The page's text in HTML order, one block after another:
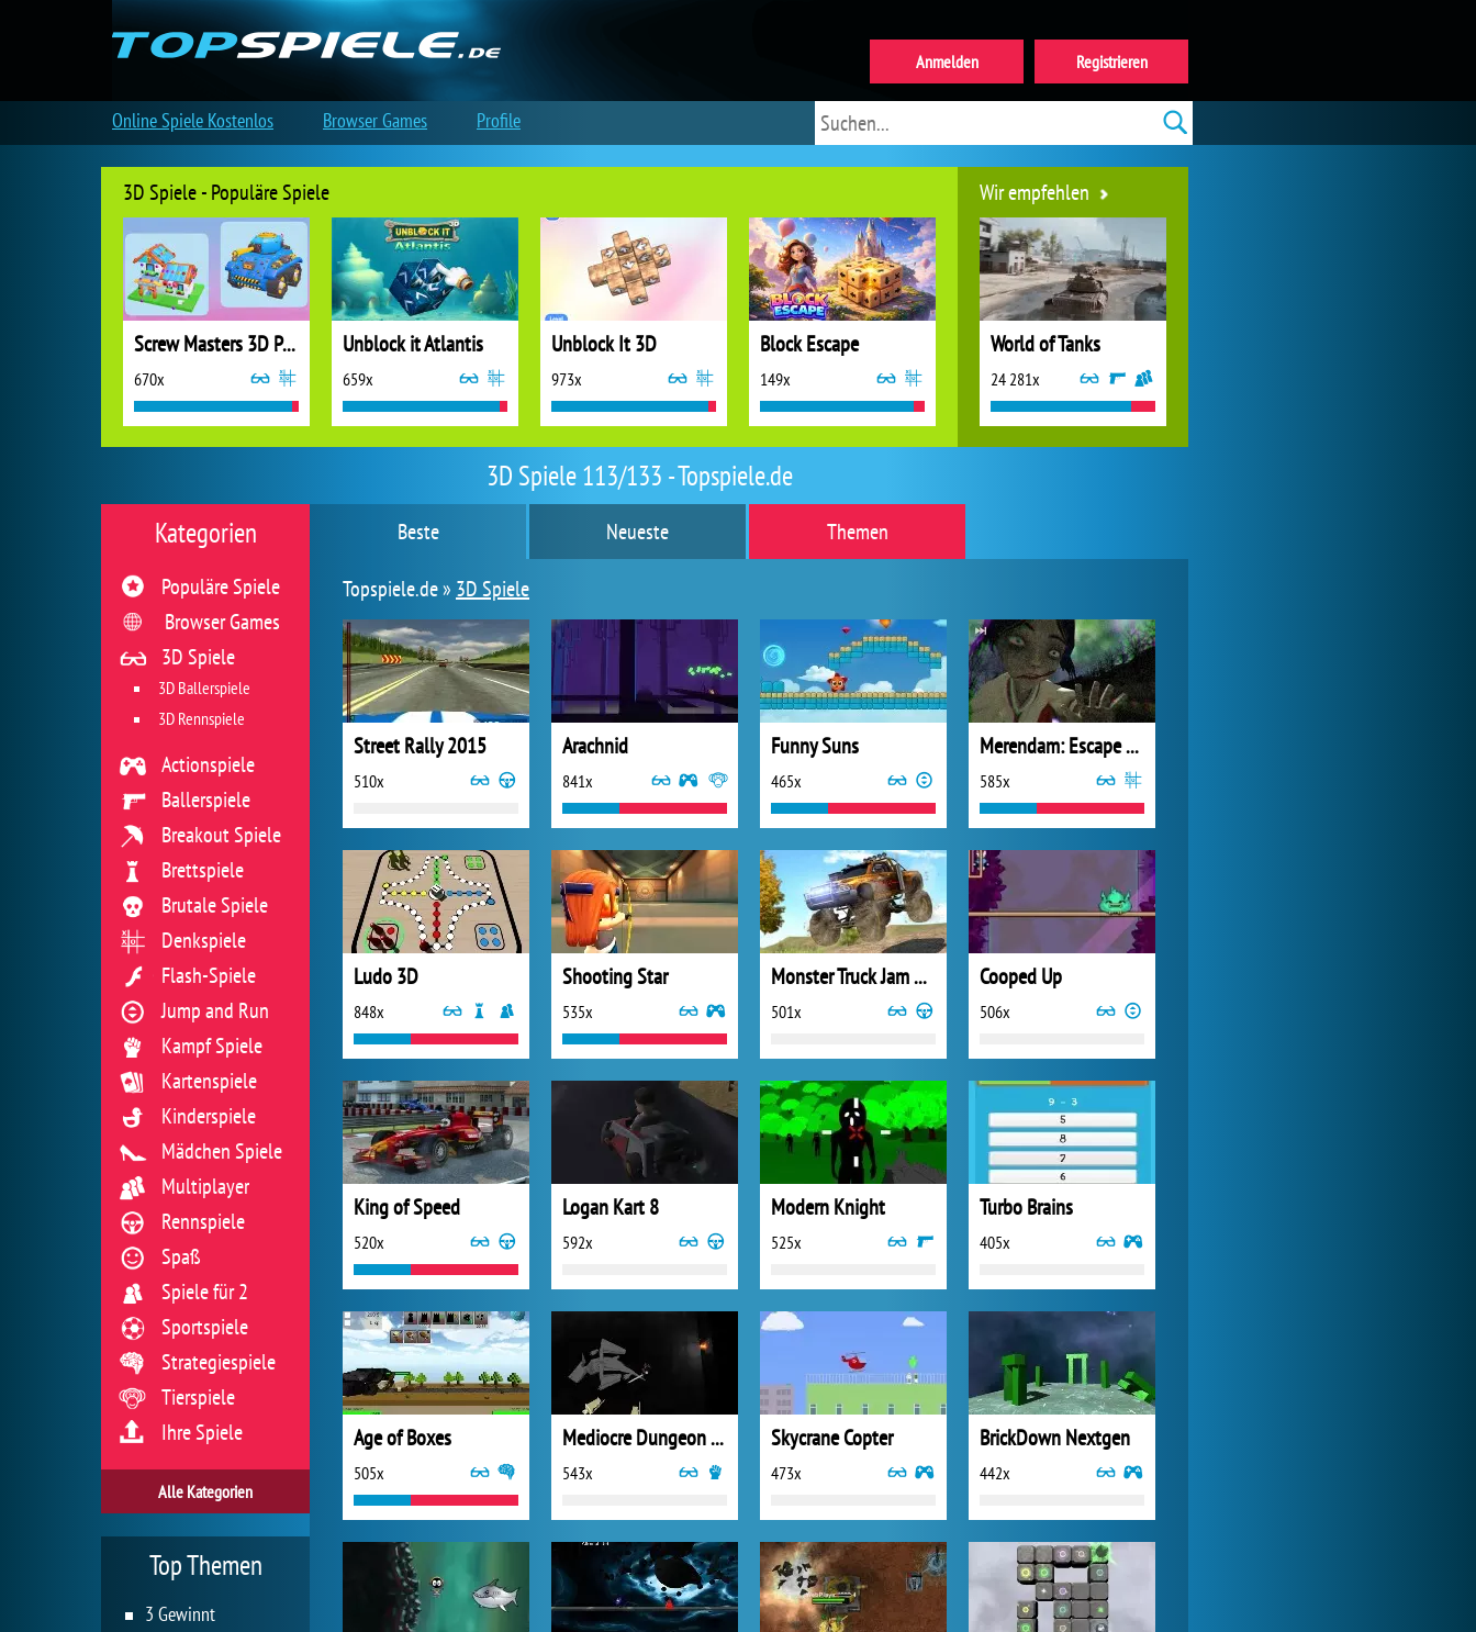
3D Spiele 113/133 - Topspiele.de
Beste Neueste
Themen
Topspiele.de » 3D Spiele
Street Rally 2015
510x
Arachnid
841x
Funny Suns
465x
Merendam: Escape From Seram Isle
585x
Ludo 3D
848x
Shooting Star
535x
Monster Truck Jam Racing 3D
501x
Cooped Up
506x
King of Speed
520x
Logan Kart 8
592x
Modern Knight
525x
Turbo Brains
405x
Age of Boxes
505x
Mediocre Dungeon Crawler
543x
Skycrane Copter
473x
BrickDown Nextgen
442x
Kategorien
Populäre Spiele
Browser Games
3D Spiele
3D Ballerspiele
3D Rennspiele
Actionspiele
Ballerspiele
Breakout Spiele
Brettspiele
Brutale Spiele
Denkspiele
Flash-Spiele
Jump and Run
Kampf Spiele
Kartenspiele
Kinderspiele
Mädchen Spiele
Multiplayer
Rennspiele
Spaß
Spiele für 2
Sportspiele
Strategiespiele
Tierspiele
Ihre Spiele
Alle Kategorien
Top Themen
3 Gewinnt
3D Spiele - Populäre Spiele
Screw Masters 3D Puzzle
670x
Unblock it Atlantis
659x
Unblock It 3D
973x
Block Escape
149x
Wir empfehlen
World of Tanks
24 281x
My Free Zoo
Registrieren
Anmelden
Online Spiele Kostenlos Browser Games Profile